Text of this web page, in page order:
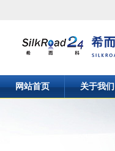
网站首页 关于我们